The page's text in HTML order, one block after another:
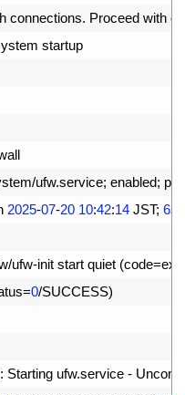
connections. Proceed with
startup
/ufw.service; enabled;
2025-07-20 10:42:14 JST; 6s
/ufw-init start quiet (code=
=0/SUCCESS)
: Starting ufw.service -